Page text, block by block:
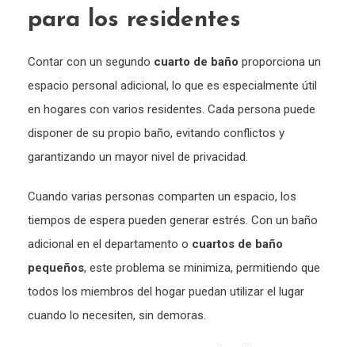
para los residentes
Contar con un segundo cuarto de baño proporciona un
espacio personal adicional, lo que es especialmente útil
en hogares con varios residentes. Cada persona puede
disponer de su propio baño, evitando conflictos y
garantizando un mayor nivel de privacidad.
Cuando varias personas comparten un espacio, los
tiempos de espera pueden generar estrés. Con un baño
adicional en el departamento o cuartos de baño
pequeños, este problema se minimiza, permitiendo que
todos los miembros del hogar puedan utilizar el lugar
cuando lo necesiten, sin demoras.